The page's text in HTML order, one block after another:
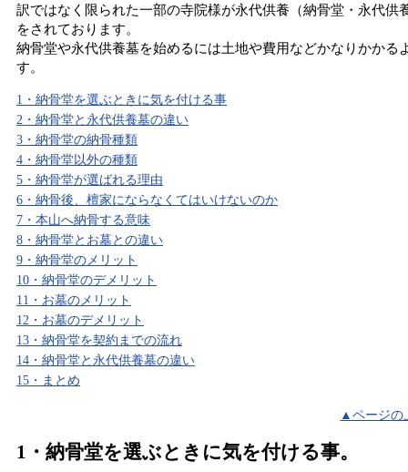
訳ではなく限られた一部の寺院様が永代供養（納骨堂・永代供
をされております。
納骨堂や永代供養墓を始めるには土地や費用などかなりかかる
す。
1・納骨堂を選ぶときに気を付ける事
2・納骨堂と永代供養墓の違い
3・納骨堂の納骨種類
4・納骨堂以外の種類
5・納骨堂が選ばれる理由
6・納骨後、檀家にならなくてはいけないのか
7・本山へ納骨する意味
8・納骨堂とお墓との違い
9・納骨堂のメリット
10・納骨堂のデメリット
11・お墓のメリット
12・お墓のデメリット
13・納骨堂を契約までの流れ
14・納骨堂と永代供養墓の違い
15・まとめ
▲ページの
1・納骨堂を選ぶときに気を付ける事。